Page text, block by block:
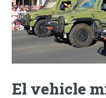
El vehicle